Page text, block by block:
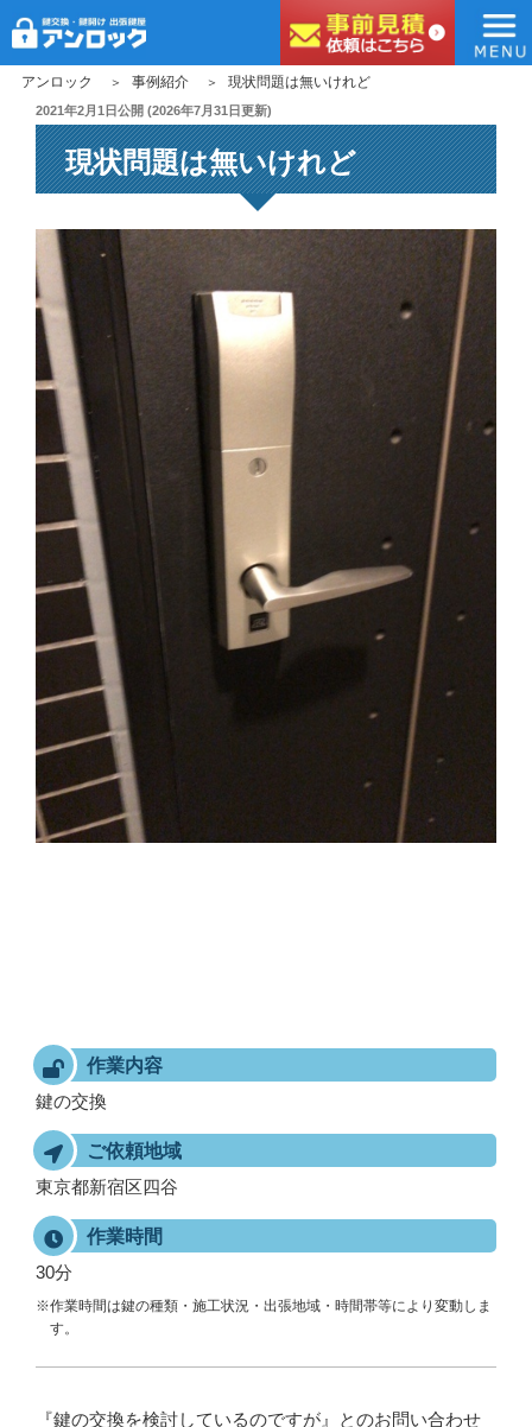
アンロック
アンロック 事例紹介 現状問題は無いけれど
投
稿
日:
2021年2月1日公開 (2026年7月31日更新)
現状問題は無いけれど
作業内容
鍵の交換
ご依頼地域
東京都新宿区四谷
作業時間
30分
※作業時間は鍵の種類・施工状況・出張地域・時間帯等により変動しま
す。
『鍵の交換を検討しているのですが』とのお問い合わせ